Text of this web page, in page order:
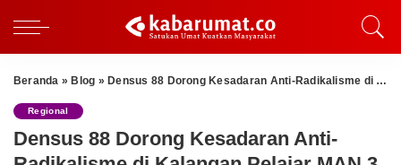
Beranda » Blog » Densus 88 Dorong Kesadaran Anti-Radikalisme di Kalangan Pelajar MAN 3 Palembang
Regional
Densus 88 Dorong Kesadaran Anti-